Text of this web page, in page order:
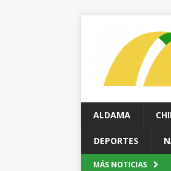
ALDAMA
DEPORTES
MÁS NOTICIAS